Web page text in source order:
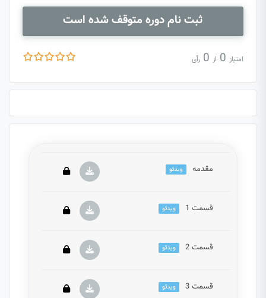
ثبت نام دوره متوقف شده است
امتیاز 0 از 0 رأی
مقدمه ویدئو
این بخش خصوصی می باشد. برای دسترسی کامل به
قسمت 1 ویدئو
این بخش خصوصی می باشد. برای دسترسی کامل به
قسمت 2 ویدئو
این بخش خصوصی می باشد. برای دسترسی کامل به
قسمت 3 ویدئو